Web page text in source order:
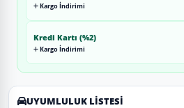
Kargo İndirimi
Kredi Kartı (%2)
Kargo İndirimi
UYUMLULUK LISTESI